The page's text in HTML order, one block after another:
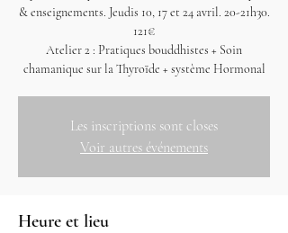
& enseignements. Jeudis 10, 17 et 24 avril. 20-21h30.
121€
Atelier 2 : Pratiques bouddhistes + Soin
chamanique sur la Thyroïde + système Hormonal
Les inscriptions sont closes
Voir autres événements
Heure et lieu